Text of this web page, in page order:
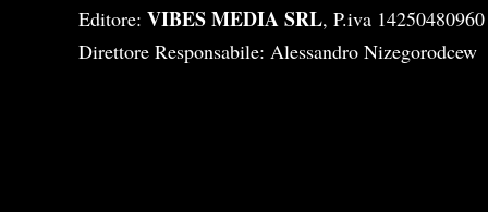
Editore: VIBES MEDIA SRL, P.iva 14250480960
Direttore Responsabile: Alessandro Nizegorodcew